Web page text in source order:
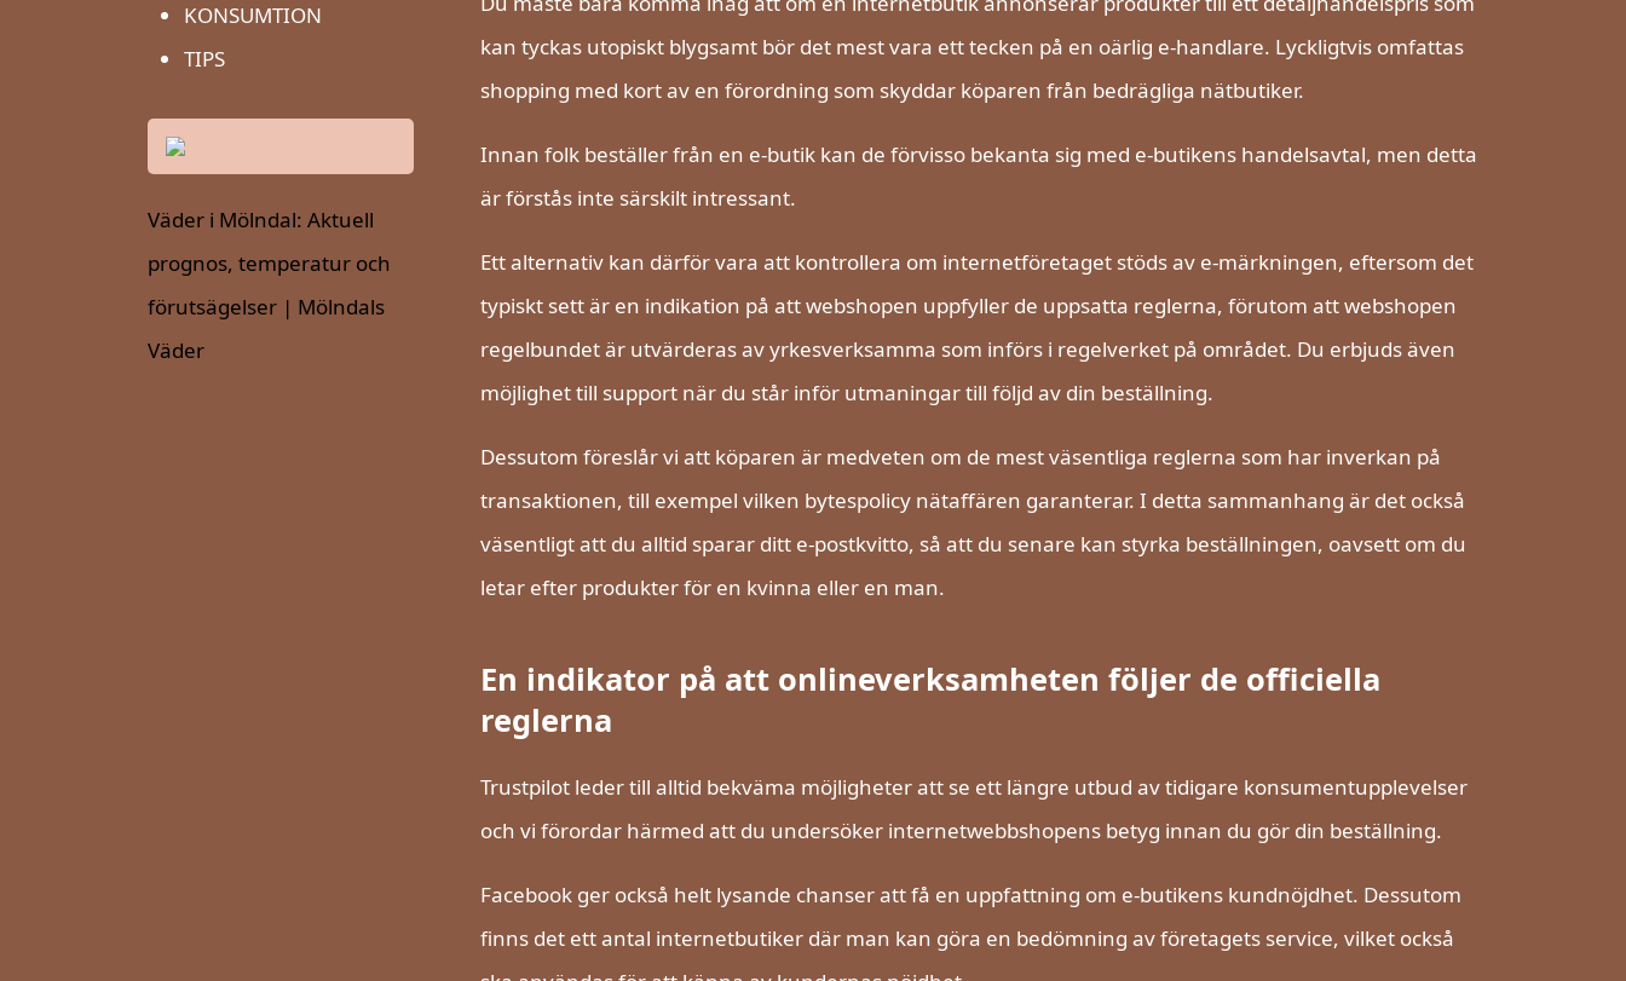
kan tyckas utopiskt blygsamt bör det mest vara ett tecken på en oärlig e-handlare. Lyckligtvis omfattas
shopping med kort av en förordning som skyddar köparen från bedrägliga nätbutiker.
Innan folk beställer från en e-butik kan de förvisso bekanta sig med e-butikens handelsavtal, men detta
är förstås inte särskilt intressant.
Ett alternativ kan därför vara att kontrollera om internetföretaget stöds av e-märkningen, eftersom det
typiskt sett är en indikation på att webshopen uppfyller de uppsatta reglerna, förutom att webshopen
regelbundet är utvärderas av yrkesverksamma som införs i regelverket på området. Du erbjuds även
möjlighet till support när du står inför utmaningar till följd av din beställning.
Dessutom föreslår vi att köparen är medveten om de mest väsentliga reglerna som har inverkan på
transaktionen, till exempel vilken bytespolicy nätaffären garanterar. I detta sammanhang är det också
väsentligt att du alltid sparar ditt e-postkvitto, så att du senare kan styrka beställningen, oavsett om du
letar efter produkter för en kvinna eller en man.
En indikator på att onlineverksamheten följer de officiella
reglerna
Trustpilot leder till alltid bekväma möjligheter att se ett längre utbud av tidigare konsumentupplevelser
och vi förordar härmed att du undersöker internetwebbshopens betyg innan du gör din beställning.
Facebook ger också helt lysande chanser att få en uppfattning om e-butikens kundnöjdhet. Dessutom
finns det ett antal internetbutiker där man kan göra en bedömning av företagets service, vilket också
KONSUMTION
TIPS
Väder i Mölndal: Aktuell
prognos, temperatur och
förutsägelser | Mölndals
Väder